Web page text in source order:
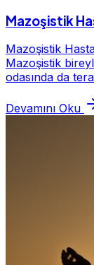
Mazoşistik
Mazoşistik
Mazoşistik
odasında da
Devamını Oku